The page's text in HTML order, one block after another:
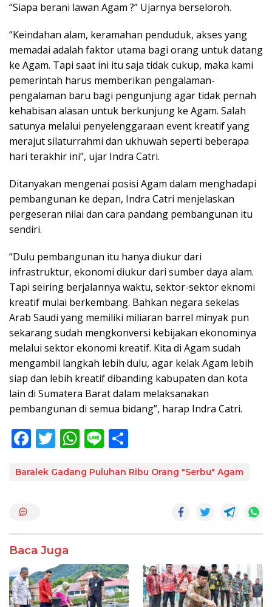
“Siapa berani lawan Agam ?” Ujarnya berseloroh.
“Keindahan alam, keramahan penduduk, akses yang
memadai adalah faktor utama bagi orang untuk datang
ke Agam. Tapi saat ini itu saja tidak cukup, maka kami
pemerintah harus memberikan pengalaman-
pengalaman baru bagi pengunjung agar tidak pernah
kehabisan alasan untuk berkunjung ke Agam. Salah
satunya melalui penyelenggaraan event kreatif yang
merajut silaturrahmi dan ukhuwah seperti beberapa
hari terakhir ini”, ujar Indra Catri.
Ditanyakan mengenai posisi Agam dalam menghadapi
pembangunan ke depan, Indra Catri menjelaskan
pergeseran nilai dan cara pandang pembangunan itu
sendiri.
“Dulu pembangunan itu hanya diukur dari
infrastruktur, ekonomi diukur dari sumber daya alam.
Tapi seiring berjalannya waktu, sektor-sektor eknomi
kreatif mulai berkembang. Bahkan negara sekelas
Arab Saudi yang memiliki miliaran barrel minyak pun
sekarang sudah mengkonversi kebijakan ekonominya
melalui sektor ekonomi kreatif. Kita di Agam sudah
mengambil langkah lebih dulu, agar kelak Agam lebih
siap dan lebih kreatif dibanding kabupaten dan kota
lain di Sumatera Barat dalam melaksanakan
pembangunan di semua bidang”, harap Indra Catri.
F
e
o
k
T
itt
W
at
p
Li
e ar
Baralek Gadang Puluhan Ribu Orang "Serbu" Agam
Baca Juga